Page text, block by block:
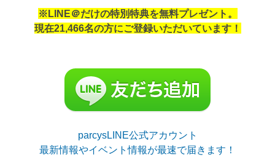
※LINE＠だけの特別特典を無料プレゼント。
現在21,466名の方にご登録いただいています！
parcysLINE公式アカウント
最新情報やイベント情報が最速で届きます！